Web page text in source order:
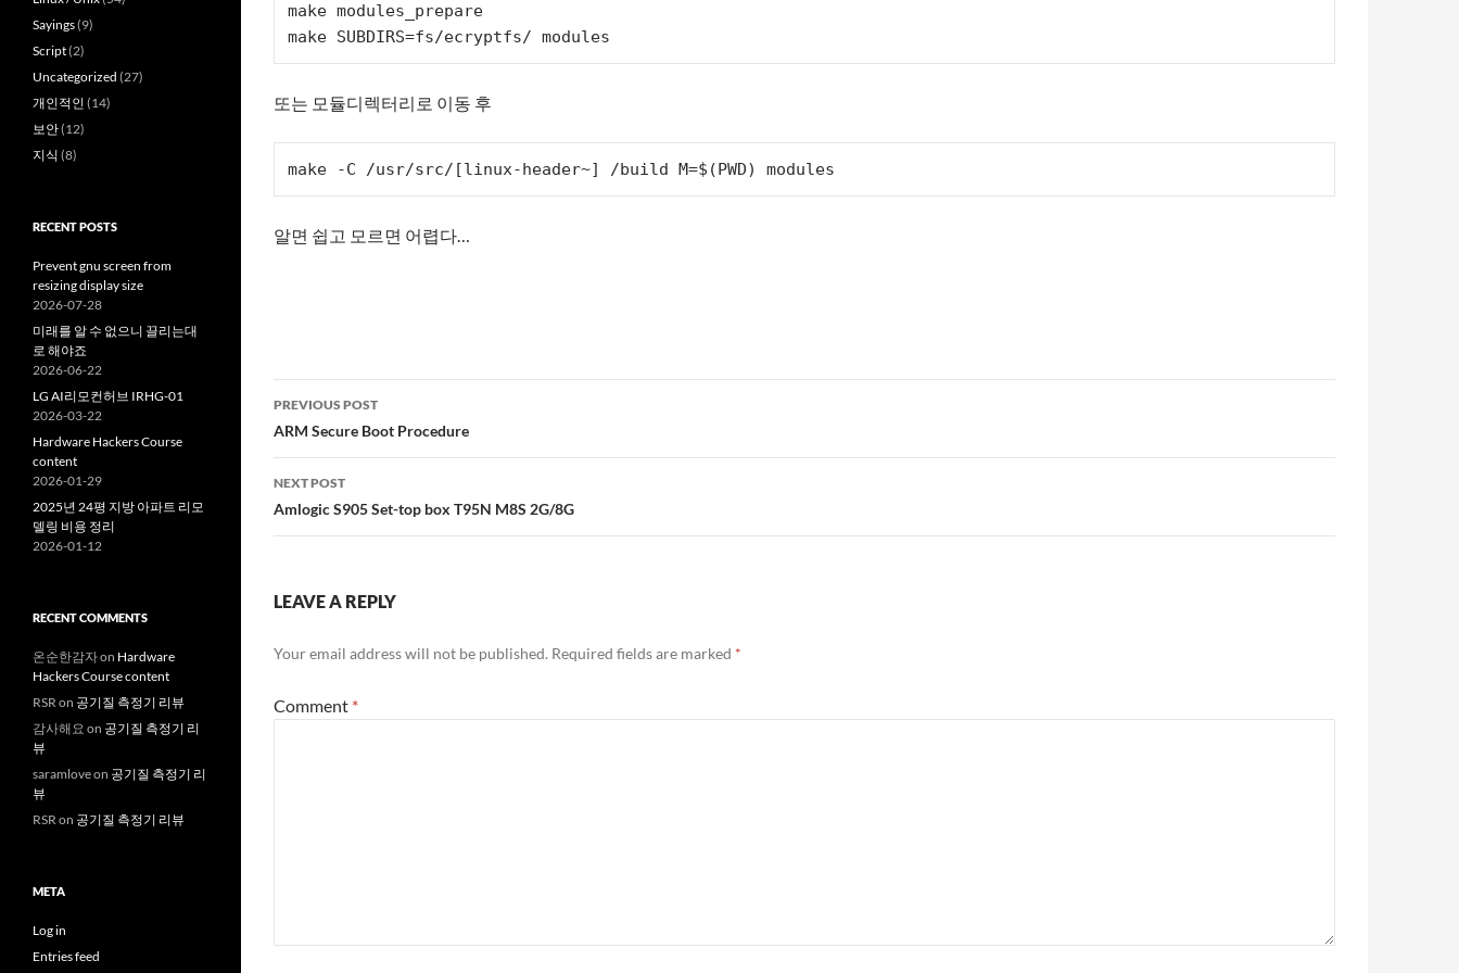
make modules_prepare
make SUBDIRS=fs/ecryptfs/ modules
또는 모듈디렉터리로 이동 후
make -C /usr/src/[linux-header~] /build M=$(PWD) modules
알면 쉽고 모르면 어렵다…
Post
navigation
PREVIOUS POST
ARM Secure Boot Procedure
NEXT POST
Amlogic S905 Set-top box T95N M8S 2G/8G
LEAVE A REPLY
Your email address will not be published. Required fields are marked *
Comment *
Sayings(9)
Script(2)
Uncategorized (27)
개인적인 (14)
보안(12)
지식 (8)
RECENT POSTS
Prevent gnu screen from
resizing display size
2026-07-28
미래를 알 수 없으니 끌리는대
로 해야죠
2026-06-22
LG AI리모컨허브 IRHG-01
2026-03-22
Hardware Hackers Course
content
2026-01-29
2025년 24평 지방 아파트 리모
델링 비용 정리
2026-01-12
RECENT COMMENTS
온순한감자on Hardware
Hackers Course content
RSRon 공기질 측정기 리뷰
감사해요 on 공기질 측정기 리
뷰
saramloveon 공기질 측정기 리
뷰
RSRon 공기질 측정기 리뷰
META
Log in
Entries feed